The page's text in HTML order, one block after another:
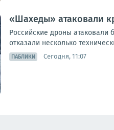
«Шахеды» атаковали
Российские дроны атаковали
отказали несколько
ПАБЛИКИ Сегодня, 11:07